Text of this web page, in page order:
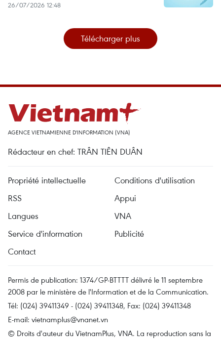
26/07/2026 12:48
Télécharger plus
AGENCE VIETNAMIENNE D'INFORMATION (VNA)
Rédacteur en chef: TRÂN TIÊN DUÂN
Propriété intellectuelle
Conditions d'utilisation
RSS
Appui
Langues
VNA
Service d'information
Publicité
Contact
Permis de publication: 1374/GP-BTTTT délivré le 11 septembre
2008 par le ministère de l'Information et de la Communication.
Tél: (024) 39411349 - (024) 39411348, Fax: (024) 39411348
E-mail: vietnamplus@vnanet.vn
© Droits d'auteur du VietnamPlus, VNA. La reproduction sans la